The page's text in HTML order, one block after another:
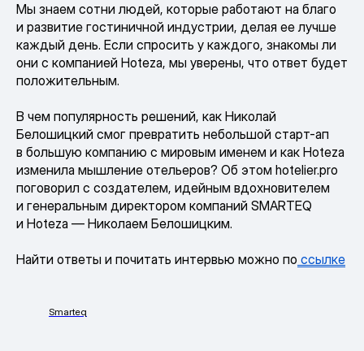
Мы знаем сотни людей, которые работают на благо
и развитие гостиничной индустрии, делая ее лучше
каждый день. Если спросить у каждого, знакомы ли
они с компанией Hoteza, мы уверены, что ответ будет
положительным.
В чем популярность решений, как Николай
Белошицкий смог превратить небольшой старт-ап
в большую компанию с мировым именем и как Hoteza
изменила мышление отельеров? Об этом hotelier.pro
поговорил с создателем, идейным вдохновителем
и генеральным директором компаний SMARTEQ
и Hoteza — Николаем Белошицким.
Найти ответы и почитать интервью можно по ссылке
Smarteq